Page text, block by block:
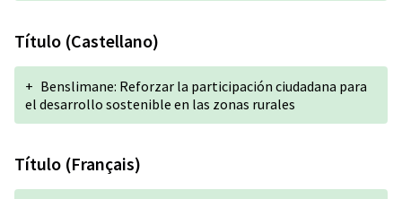
Título (Castellano)
+ Benslimane: Reforzar la participación ciudadana para
el desarrollo sostenible en las zonas rurales
Título (Français)